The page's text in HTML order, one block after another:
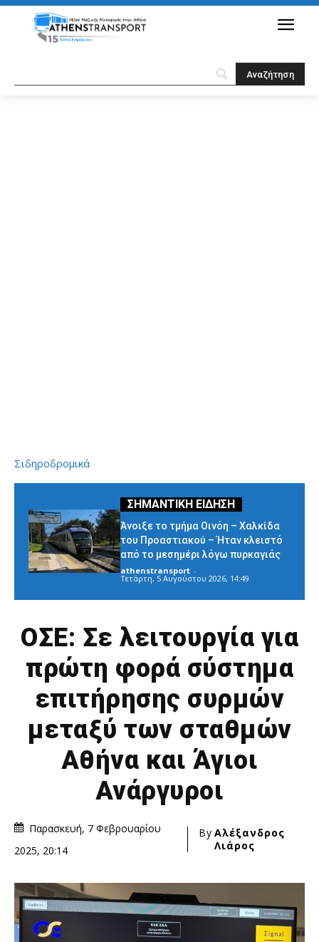
Σιδηροδρομικά
Άνοιξε το τμήμα Οινόη – Χαλκίδα
του Προαστιακού – Ήταν κλειστό
από το μεσημέρι λόγω πυρκαγιάς
athenstransport -
Τετάρτη, 5 Αυγούστου 2026, 14:49
ΟΣΕ: Σε λειτουργία για
πρώτη φορά σύστημα
επιτήρησης συρμών
μεταξύ των σταθμών
Αθήνα και Άγιοι
Ανάργυροι
Παρασκευή, 7 Φεβρουαρίου
2025, 20:14
By Αλέξανδρος
Λιάρος